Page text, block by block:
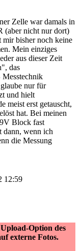
Zelle war damals in
(aber nicht nur dort)
mir bisher noch keine
Mein einziges
aus dieser Zeit
das
Messtechnik
nur für
und hielt
meist erst getauscht,
hat. Bei meinen
Block fast
dann, wenn ich
die Messung
12:59
Option des
externe Fotos.